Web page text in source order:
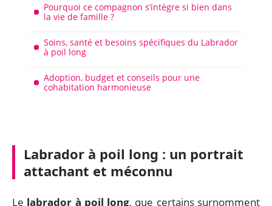
Pourquoi ce compagnon s’intègre si bien dans
la vie de famille ?
Soins, santé et besoins spécifiques du Labrador
à poil long
Adoption, budget et conseils pour une
cohabitation harmonieuse
Labrador à poil long : un portrait
attachant et méconnu
Le labrador à poil long, que certains surnomment